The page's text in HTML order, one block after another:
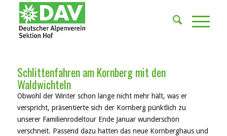
Schlittenfahren am Kornberg mit den
Waldwichteln
Obwohl der Winter schon lange nicht mehr hält, was er
verspricht, präsentierte sich der Kornberg pünktlich zu
unserer Familienrodeltour Ende Januar wunderschön
verschneit. Passend dazu hatten das neue Kornberghaus und